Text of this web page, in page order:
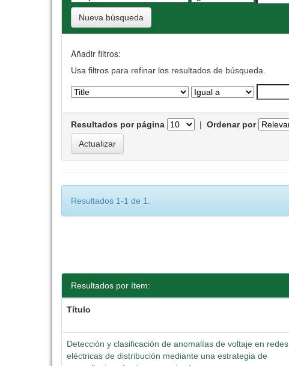
Nueva búsqueda
Añadir filtros:
Usa filtros para refinar los resultados de búsqueda.
Resultados por página | Ordenar por
Resultados 1-1 de 1.
Resultados por ítem:
Título
Detección y clasificación de anomalías de voltaje en redes
eléctricas de distribución mediante una estrategia de